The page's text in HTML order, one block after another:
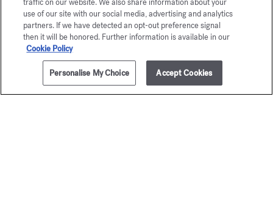
Gesicherte Zahlung
Das Maison bietet Ihnen die Wahl
zwischen zwei Geschenkboxen
Entdecken
traffic on our website. We also share information about your
use of our site with our social media, advertising and analytics
partners. If we have detected an opt-out preference signal
then it will be honored. Further information is available in our
Cookie Policy
Personalise My Choice Accept Cookies